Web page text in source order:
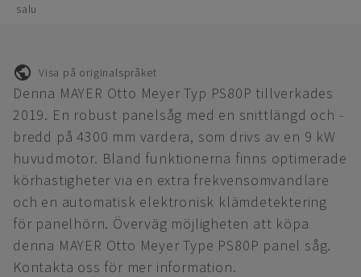
salu
Visa på originalspråket
Denna MAYER Otto Meyer Typ PS80P tillverkades
2019. En robust panelsåg med en snittlängd och -
bredd på 4300 mm vardera, som drivs av en 9 kW
huvudmotor. Bland funktionerna finns optimerade
körhastigheter via en extra frekvensomvandlare
och en automatisk elektronisk klämdetektering
för panelhörn. Överväg möjligheten att köpa
denna MAYER Otto Meyer Type PS80P panel såg.
Kontakta oss för mer information.